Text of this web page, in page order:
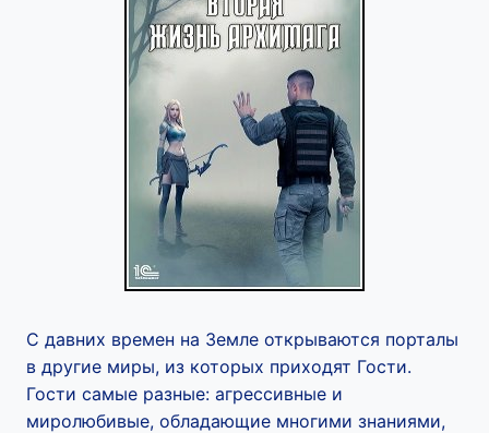
С давних времен на Земле открываются порталы
в другие миры, из которых приходят Гости.
Гости самые разные: агрессивные и
миролюбивые, обладающие многими знаниями,